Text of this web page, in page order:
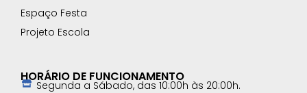
Espaço Festa
Projeto Escola
HORÁRIO DE FUNCIONAMENTO
Segunda a Sábado, das 10:00h às 20:00h.